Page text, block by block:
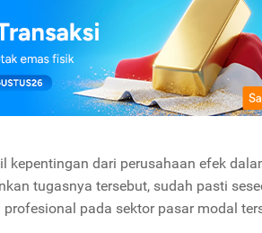
kepentingan dari perusahaan efek
tugasnya tersebut, sudah pasti
pada sektor pasar modal